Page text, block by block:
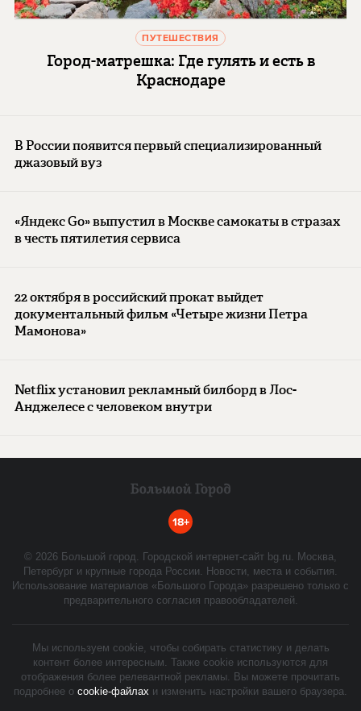
ПУТЕШЕСТВИЯ
Город-матрешка: Где гулять и есть в
Краснодаре
В России появится первый специализированный
джазовый вуз
«Яндекс Go» выпустил в Москве самокаты в стразах
в честь пятилетия сервиса
22 октября в российский прокат выйдет
документальный фильм «Четыре жизни Петра
Мамонова»
Netflix установил рекламный билборд в Лос-
Анджелесе с человеком внутри
18+
© 2026 Большой город. Городской интернет-сайт bg.ru. Москва,
Петербург и крупные города России. Новости, места и события.
Использование материалов «Большого Города» разрешено только с
предварительного согласия правообладателей.
Мы используем cookie, чтобы собирать статистику и делать
контент более интересным. Также cookie используются для
отображения более релевантной рекламы. Вы можете прочитать
подробнее о cookie-файлах и изменить настройки вашего браузера.